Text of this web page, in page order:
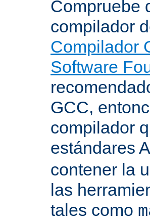
Compruebe
compilador
Compilador
Software
GCC,
compilador
estándares
contener la
las
tales como